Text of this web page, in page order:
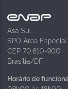
Asa Sul
SPO Área
CEP 70.610-900
Brasília/DF
Horário de